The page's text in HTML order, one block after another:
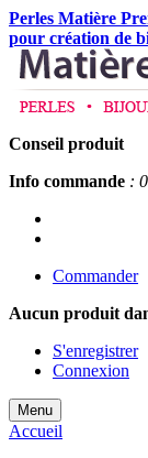
Perles Matière
pour création de
Conseil produit
Info commande :
Commander
Aucun produit
S'enregistrer
Connexion
Menu
Accueil